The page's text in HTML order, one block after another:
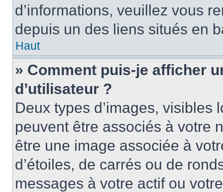
d’informations, veuillez vous
depuis un des liens situés en
Haut
» Comment puis-je afficher
d’utilisateur ?
Deux types d’images,
peuvent être associés à votre
être une image associée à
d’étoiles, de carrés ou de
messages à votre actif ou